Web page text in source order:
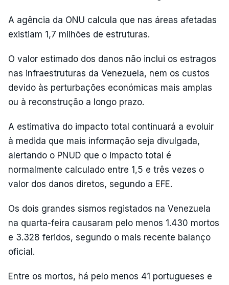
A agência da ONU calcula que nas áreas afetadas
existiam 1,7 milhões de estruturas.
O valor estimado dos danos não inclui os estragos
nas infraestruturas da Venezuela, nem os custos
devido às perturbações económicas mais amplas
ou à reconstrução a longo prazo.
A estimativa do impacto total continuará a evoluir
à medida que mais informação seja divulgada,
alertando o PNUD que o impacto total é
normalmente calculado entre 1,5 e três vezes o
valor dos danos diretos, segundo a EFE.
Os dois grandes sismos registados na Venezuela
na quarta-feira causaram pelo menos 1.430 mortos
e 3.328 feridos, segundo o mais recente balanço
oficial.
Entre os mortos, há pelo menos 41 portugueses e